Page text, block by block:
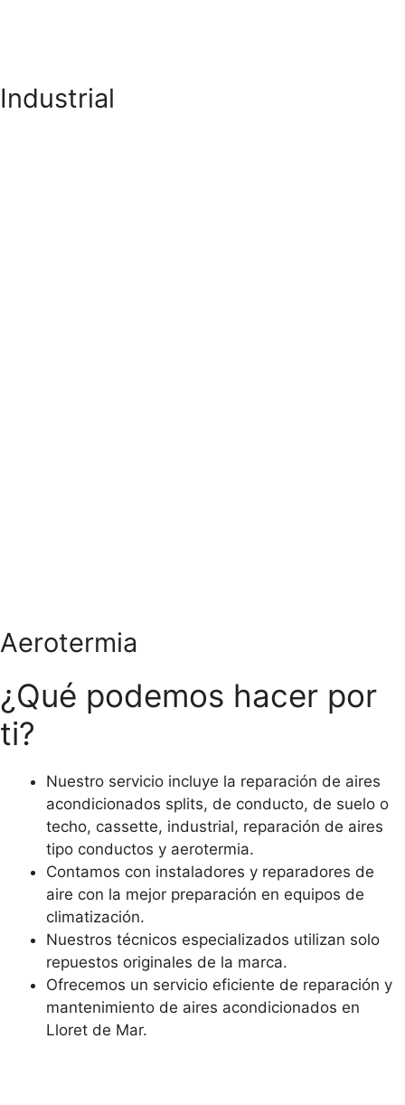
Industrial
Aerotermia
¿Qué podemos hacer por
ti?
Nuestro servicio incluye la reparación de aires
acondicionados splits, de conducto, de suelo o
techo, cassette, industrial, reparación de aires
tipo conductos y aerotermia.
Contamos con instaladores y reparadores de
aire con la mejor preparación en equipos de
climatización.
Nuestros técnicos especializados utilizan solo
repuestos originales de la marca.
Ofrecemos un servicio eficiente de reparación y
mantenimiento de aires acondicionados en
Lloret de Mar.